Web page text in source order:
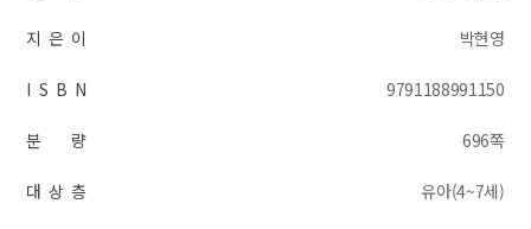
지 은 이 박현영
I S B N 9791188991150
분 량 696쪽
대 상 층 유아(4~7세)